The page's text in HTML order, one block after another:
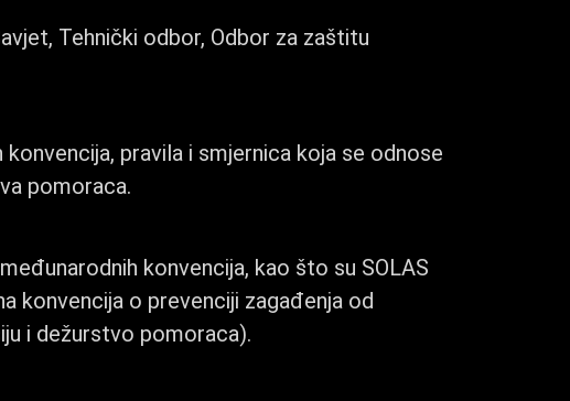
Tehnički odbor, Odbor za zaštitu
pravila i smjernica koja se odnose
pomoraca.
konvencija, kao što su SOLAS
konvencija o prevenciji zagađenja od
i dežurstvo pomoraca).